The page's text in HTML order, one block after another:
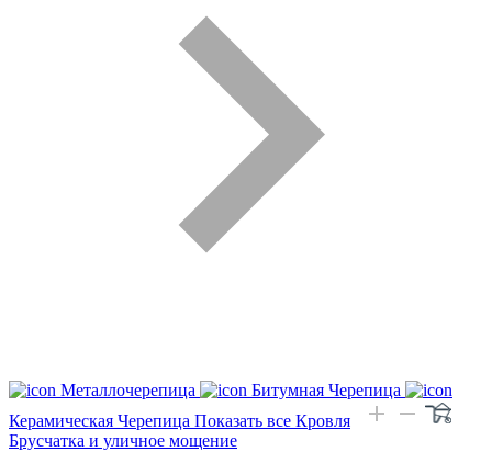
Металлочерепица
Битумная Черепица
Керамическая Черепица Показать все Кровля
Брусчатка и уличное мощение